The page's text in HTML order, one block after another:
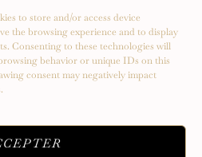
to store and/or access device
the browsing experience and to display
Consenting to these technologies will
behavior or unique IDs on this
consent may negatively impact
sommets